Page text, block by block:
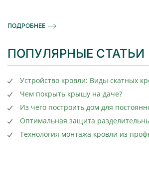
ПОДРОБНЕЕ
ПОПУЛЯРНЫЕ СТАТЬИ
Устройство кровли: Виды скатных
Чем покрыть крышу на даче?
Из чего построить дом для
Оптимальная защита
Технология монтажа кровли из